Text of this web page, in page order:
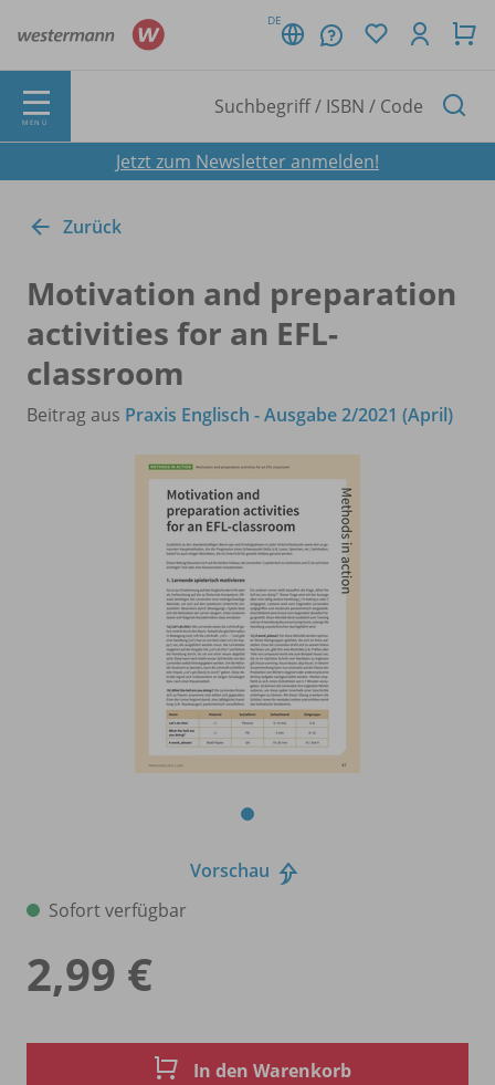
DE
MENÜ
Jetzt zum Newsletter anmelden!
Zurück
Motivation and preparation
activities for an EFL-
classroom
Beitrag aus Praxis Englisch - Ausgabe 2/2021 (April)
Vorschau
Sofort verfügbar
2,99 €
In den Warenkorb